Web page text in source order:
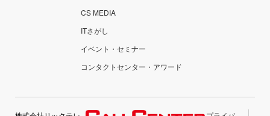
CS MEDIA
ITさがし
イベント・セミナー
コンタクトセンター・アワード